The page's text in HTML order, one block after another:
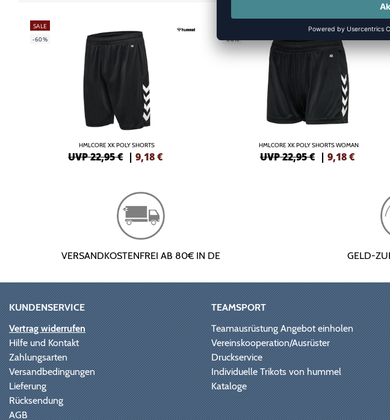
SALE
-60%
HMLCORE XK POLY SHORTS
UVP 22,95 € |9,18€
-60%
HMLCORE XK POLY SHORTS WOMAN
UVP 22,95 € | 9,18€
VERSANDKOSTENFREI AB 80€ IN DE GELD-
KUNDENSERVICE
Vertrag widerrufen
Hilfe und Kontakt
Zahlungsarten
Versandbedingungen
Lieferung
Rücksendung
AGB
TEAMSPORT
Teamausrüstung Angebot einholen
Vereinskooperation/Ausrüster
Druckservice
Individuelle Trikots von hummel
Kataloge